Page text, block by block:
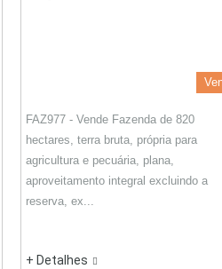
FAZ977 - Vende Fazenda de 820
hectares, terra bruta, própria para
agricultura e pecuária, plana,
aproveitamento integral excluindo a
reserva, ex...
+ Detalhes